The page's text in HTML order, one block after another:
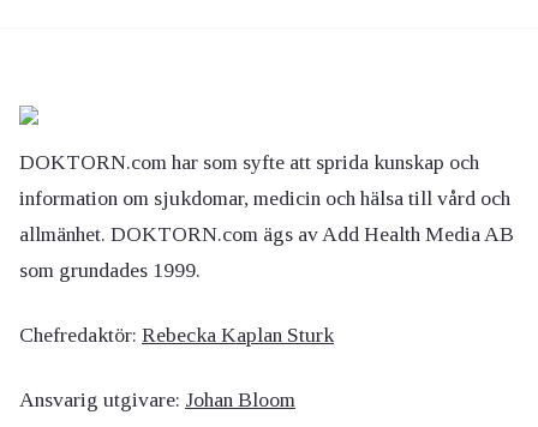
DOKTORN.com har som syfte att sprida kunskap och
information om sjukdomar, medicin och hälsa till vård och
allmänhet. DOKTORN.com ägs av Add Health Media AB
som grundades 1999.
Chefredaktör: Rebecka Kaplan Sturk
Ansvarig utgivare: Johan Bloom